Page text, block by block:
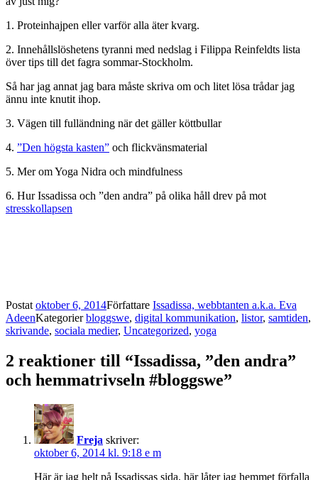
1. Proteinhajpen eller varför alla äter kvarg.
2. Innehållslöshetens tyranni med nedslag i Filippa Reinfeldts lista
över tips till det fagra sommar-Stockholm.
Så har jag annat jag bara måste skriva om och litet lösa trådar jag
ännu inte knutit ihop.
3. Vägen till fulländning när det gäller köttbullar
4. ”Den högsta kasten” och flickvänsmaterial
5. Mer om Yoga Nidra och mindfulness
6. Hur Issadissa och ”den andra” på olika håll drev på mot
stresskollapsen
Postat oktober 6, 2014Författare Issadissa, webbtanten a.k.a. Eva
AdeenKategorierbloggswe, digital kommunikation, listor, samtiden,
skrivande, sociala medier, Uncategorized, yoga
2 reaktioner till “Issadissa, ”den andra”
och hemmatrivseln #bloggswe”
Freja skriver:
oktober 6, 2014 kl. 9:18 e m
Här är jag helt på Issadissas sida, här låter jag hemmet förfalla